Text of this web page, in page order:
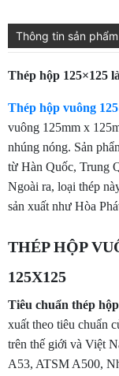
Thông tin sản phẩm
Thép hộp 125×125
Thép hộp vuông
vuông 125mm x
nhúng nóng. Sản
từ Hàn Quốc, Trung
Ngoài ra, loại thép
sản xuất như Hòa
THÉP HỘP
125X125
Tiêu chuẩn thép
xuất theo tiêu chuẩn
trên thế giới và Việt
A53, ATSM A500,